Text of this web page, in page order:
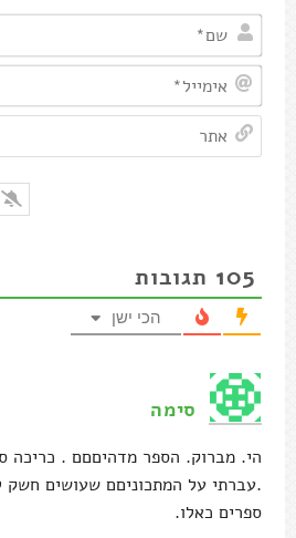
105 תגובות
הכי ישן
סימה
הי. מברוק. הספר מדהיםםם . כריכה
.עברתי על המתכוניםם שעושים חשק
ספרים כאלו.